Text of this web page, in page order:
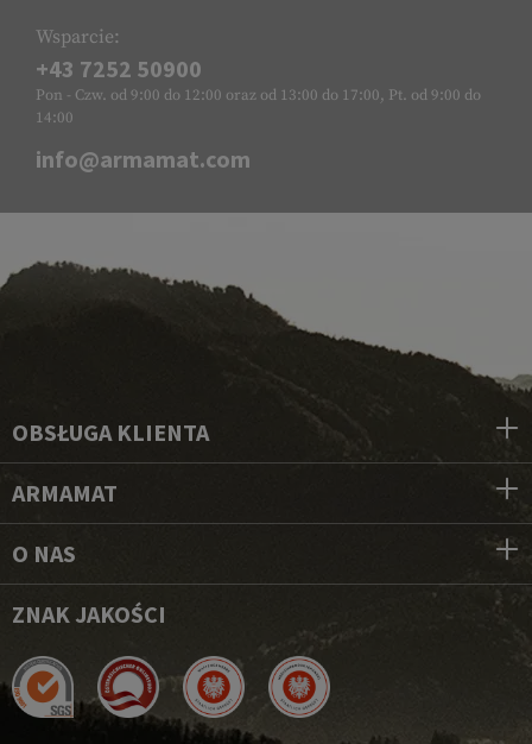
Wsparcie:
+43 7252 50900
Pon - Czw. od 9:00 do 12:00 oraz od 13:00 do 17:00, Pt. od 9:00 do
14:00
info@armamat.com
OBSŁUGA KLIENTA
ARMAMAT
O NAS
ZNAK JAKOŚCI